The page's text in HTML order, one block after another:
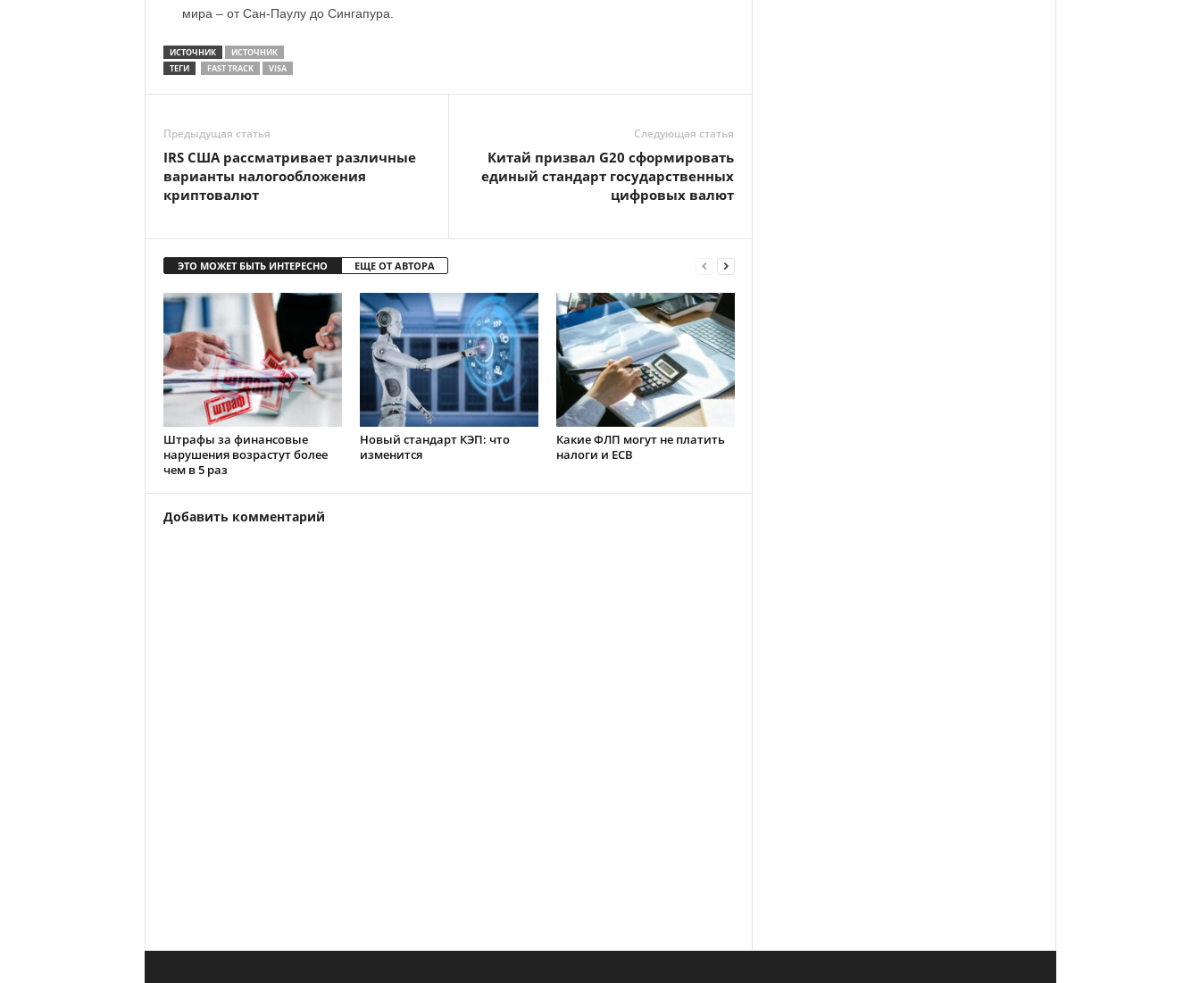
мира – от Сан-Паулу до Сингапура.
ИСТОЧНИК
ИСТОЧНИК
ТЕГИ
FAST TRACK VISA
Предыдущая статья
IRS США рассматривает различные
варианты налогообложения
криптовалют
Следующая статья
Китай призвал G20 сформировать
единый стандарт государственных
цифровых валют
ЭТО МОЖЕТ БЫТЬ ИНТЕРЕСНО ЕЩЕ ОТ АВТОРА
Штрафы за финансовые
нарушения возрастут более
чем в 5 раз
Новый стандарт КЭП: что
изменится
Какие ФЛП могут не платить
налоги и ЕСВ
Добавить комментарий